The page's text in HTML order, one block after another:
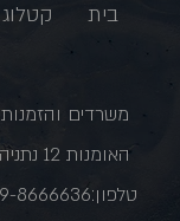
בית קטלוג
משרדים והזמנות
האומנות 12 נתניה
טלפון:09-8666636